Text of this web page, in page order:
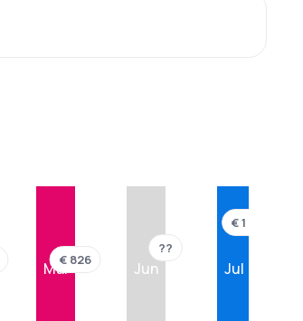
Mai€ 826 Jun
??
Jul
€ 1 260